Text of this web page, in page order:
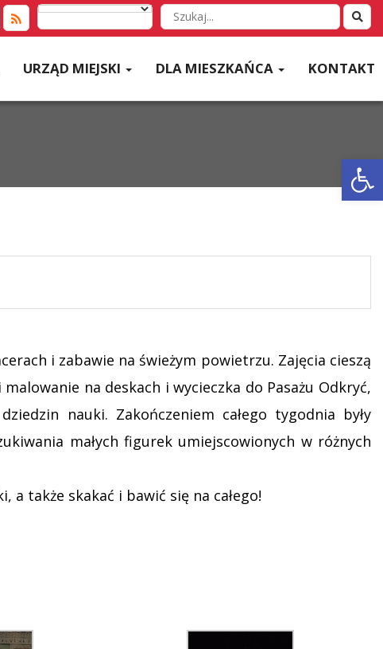
Wyszukaj
w
URZĄD MIEJSKI DLA MIESZKAŃCA KONTAKT
i zabawie na świeżym powietrzu. Zajęcia cieszą
na deskach i wycieczka do Pasażu Odkryć,
nauki. Zakończeniem całego tygodnia były
małych figurek umiejscowionych w różnych
także skakać i bawić się na całego!